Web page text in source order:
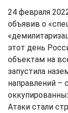
24 февраля
объявив о
этот день
объектам на
запустила
направлений –
Атаки стали